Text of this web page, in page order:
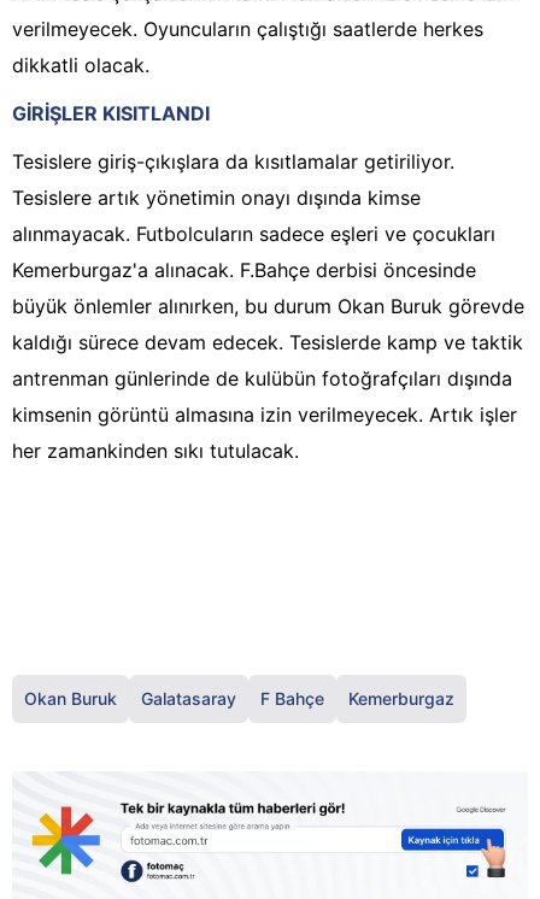
verilmeyecek. Oyuncuların çalıştığı saatlerde herkes
dikkatli olacak.
GİRİŞLER KISITLANDI
Tesislere giriş-çıkışlara da kısıtlamalar getiriliyor.
Tesislere artık yönetimin onayı dışında kimse
alınmayacak. Futbolcuların sadece eşleri ve çocukları
Kemerburgaz'a alınacak. F.Bahçe derbisi öncesinde
büyük önlemler alınırken, bu durum Okan Buruk görevde
kaldığı sürece devam edecek. Tesislerde kamp ve taktik
antrenman günlerinde de kulübün fotoğrafçıları dışında
kimsenin görüntü almasına izin verilmeyecek. Artık işler
her zamankinden sıkı tutulacak.
Okan Buruk Galatasaray F Bahçe Kemerburgaz